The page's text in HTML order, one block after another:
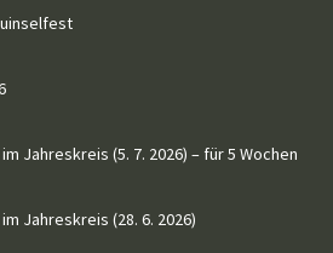
Jahreskreis (5. 7. 2026) – für 5 Wochen
Jahreskreis (28. 6. 2026)